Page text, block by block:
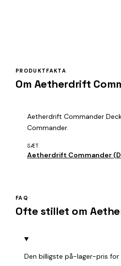
PRODUKTFAKTA
Om Aetherdrift
Aetherdrift Commander
Commander.
SÆT
Aetherdrift Commander
FAQ
Ofte stillet om
Den billigste på-lager-pris for